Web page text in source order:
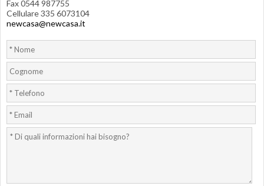
Fax 0544 987755
Cellulare 335 6073104
newcasa@newcasa.it